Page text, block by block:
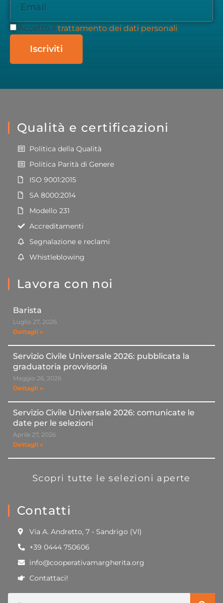
Accetto il trattamento dei dati personali
Iscriviti
Qualità e certificazioni
Politica della Qualità
Politica Parità di Genere
ISO 9001:2015
SA 8000:2014
Modello 231
Accreditamenti
Segnalazione e reclami
Whistleblowing
Lavora con noi
Barista
Luglio 27, 2026
Dettagli »
Servizio Civile Universale 2026: pubblicata la
graduatoria provvisoria
Maggio 26, 2026
Dettagli »
Servizio Civile Universale 2026: comunicate le
date per le selezioni
Aprile 27, 2026
Dettagli »
Scopri tutte le selezioni aperte
Contatti
Via A. Andretto, 7 - Sandrigo (VI)
+39 0444 750606
info@cooperativamargherita.org
Contattaci!